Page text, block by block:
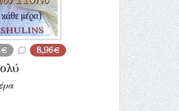
8,96€